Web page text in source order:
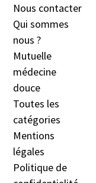
Nous contacter
Qui sommes
nous ?
Mutuelle
médecine
douce
Toutes les
catégories
Mentions
légales
Politique de